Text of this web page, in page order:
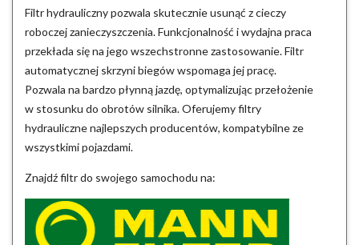
Filtr hydrauliczny pozwala skutecznie usunąć z cieczy
roboczej zanieczyszczenia. Funkcjonalność i wydajna praca
przekłada się na jego wszechstronne zastosowanie. Filtr
automatycznej skrzyni biegów wspomaga jej pracę.
Pozwala na bardzo płynną jazdę, optymalizując przełożenie
w stosunku do obrotów silnika. Oferujemy filtry
hydrauliczne najlepszych producentów, kompatybilne ze
wszystkimi pojazdami.
Znajdź filtr do swojego samochodu na: